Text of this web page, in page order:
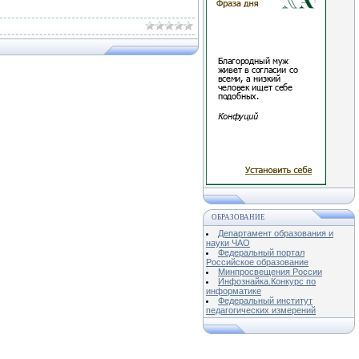
ОБРАЗОВАНИЕ
Департамент образования и
науки ЧАО
Федеральный портал
Российское образование
Минпросвещения России
Инфознайка.Конкурс по
информатике
Федеральный институт
педагогических измерений